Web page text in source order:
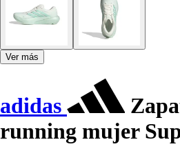
Ver más
adidas
running mujer